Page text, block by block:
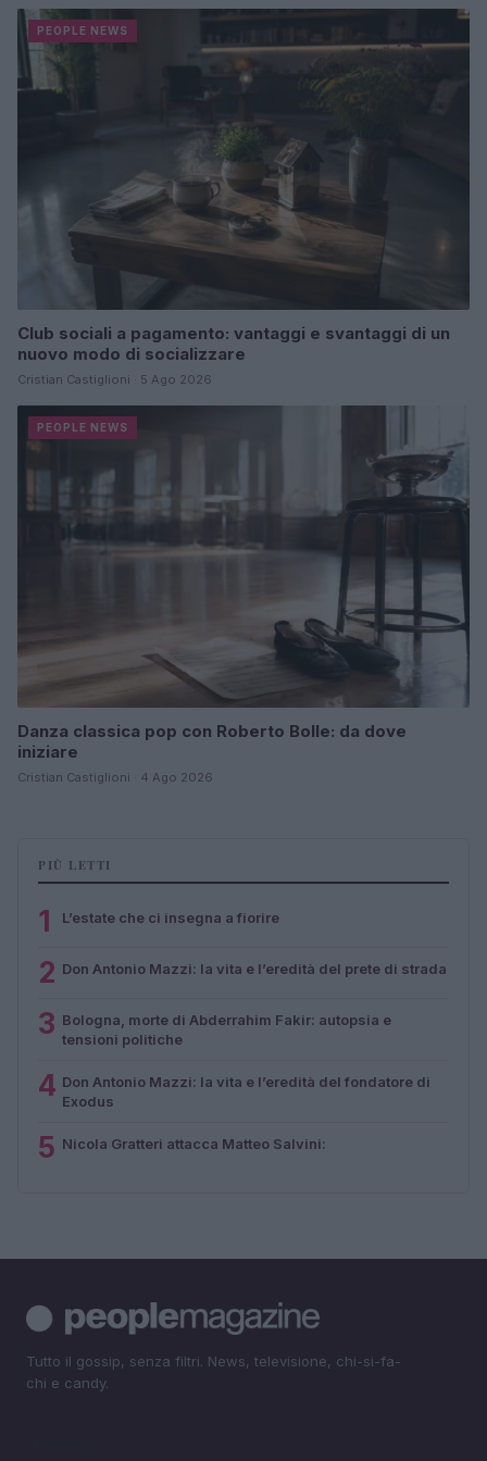
PEOPLE NEWS
Club sociali a pagamento: vantaggi e svantaggi di un
nuovo modo di socializzare
Cristian Castiglioni · 5 Ago 2026
PEOPLE NEWS
Danza classica pop con Roberto Bolle: da dove
iniziare
Cristian Castiglioni · 4 Ago 2026
PIÙ LETTI
1 L’estate che ci insegna a fiorire
2 Don Antonio Mazzi: la vita e l’eredità del prete di strada
3 Bologna, morte di Abderrahim Fakir: autopsia e
tensioni politiche
4 Don Antonio Mazzi: la vita e l’eredità del fondatore di
Exodus
5 Nicola Gratteri attacca Matteo Salvini:
Tutto il gossip, senza filtri. News, televisione, chi-si-fa-
chi e candy.